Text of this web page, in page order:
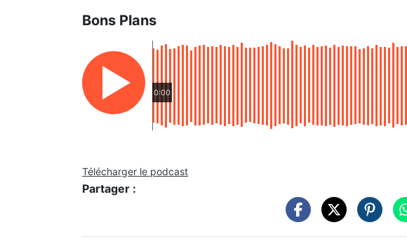
Bons Plans
0:00
Télécharger le podcast
Partager :